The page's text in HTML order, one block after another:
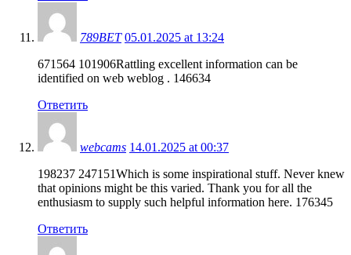
789BET 05.01.2025 at 13:24
671564 101906Rattling excellent information can be
identified on web weblog . 146634
Ответить
webcams 14.01.2025 at 00:37
198237 247151Which is some inspirational stuff. Never knew
that opinions might be this varied. Thank you for all the
enthusiasm to supply such helpful information here. 176345
Ответить